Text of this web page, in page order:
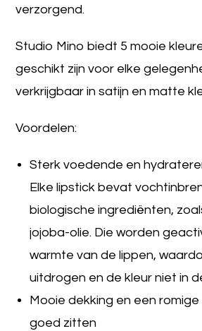
verzorgend.
Studio Mino biedt 5 mooie
geschikt zijn voor elke
verkrijgbaar in satijn en matte
Voordelen:
Sterk voedende en
Elke lipstick bevat
biologische ingrediënten,
jojoba-olie. Die worden
warmte van de lippen,
uitdrogen en de kleur niet in
Mooie dekking en een
goed zitten